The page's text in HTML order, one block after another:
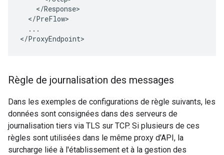
    </Response>
  </PreFlow>
  ...
</ProxyEndpoint>
Règle de journalisation des messages
Dans les exemples de configurations de règle suivants, les
données sont consignées dans des serveurs de
journalisation tiers via TLS sur TCP. Si plusieurs de ces
règles sont utilisées dans le même proxy d'API, la
surcharge liée à l'établissement et à la gestion des